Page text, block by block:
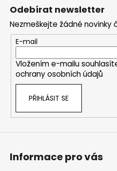
p
r
v
k
y
u
Odebírat newsletter
Nezmeškejte žádné novinky
E-mail
Vložením e-mailu
ochrany osobních údajů
PŘIHLÁSIT SE
Informace pro vás